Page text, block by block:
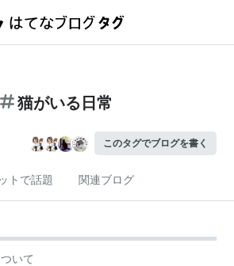
猫がいる日常
このタグでブログを書く
トで話題 関連ブログ
いて